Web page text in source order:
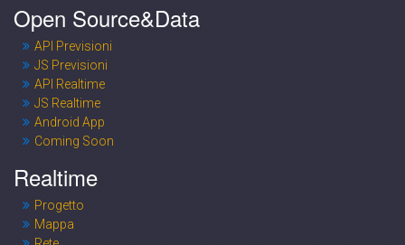
Open Source&Data
API Previsioni
JS Previsioni
API Realtime
JS Realtime
Android App
Coming Soon
Realtime
Progetto
Mappa